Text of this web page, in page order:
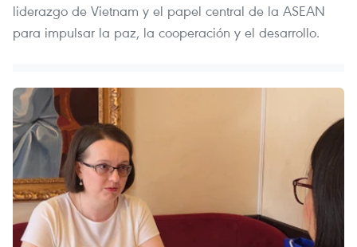
liderazgo de Vietnam y el papel central de la ASEAN
para impulsar la paz, la cooperación y el desarrollo.